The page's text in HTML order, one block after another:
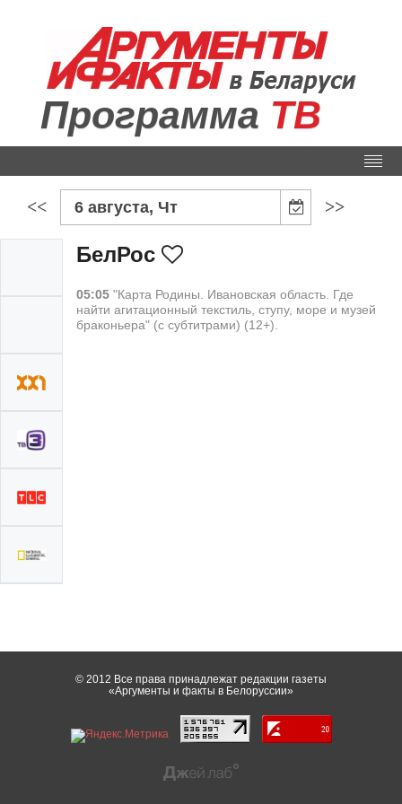
Программа ТВ
<< 6 августа, Чт >>
БелРос
05:05 "Карта Родины. Ивановская область. Где
найти агитационный текстиль, ступу, море и музей
браконьера" (с субтитрами) (12+).
© 2012 Все права принадлежат редакции газеты
«Аргументы и факты в Белоруссии»